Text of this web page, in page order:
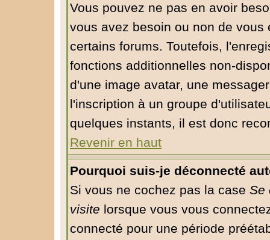
Vous pouvez ne pas en avoir
vous avez besoin ou non de
certains forums. Toutefois,
fonctions additionnelles non-
d'une image avatar, une
l'inscription à un groupe
quelques instants, il est donc
Revenir en haut
Pourquoi suis-je déconnecté
Si vous ne cochez pas la case Se
visite lorsque vous vous
connecté pour une période